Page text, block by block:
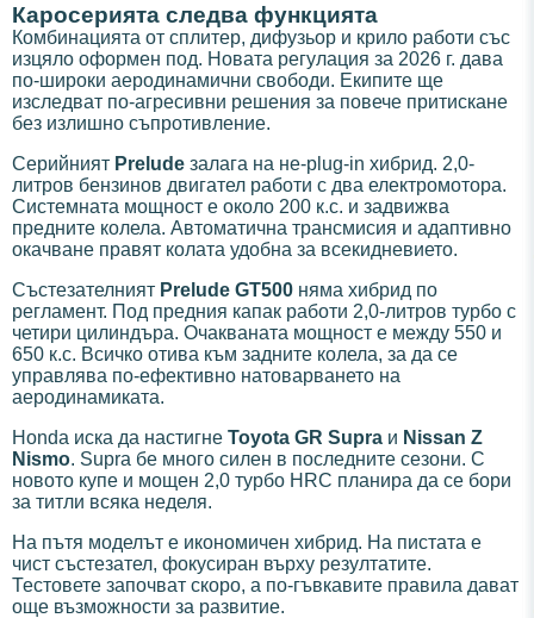
Каросерията следва функцията
Комбинацията от сплитер, дифузьор и крило работи със
изцяло оформен под. Новата регулация за 2026 г. дава
по-широки аеродинамични свободи. Екипите ще
изследват по-агресивни решения за повече притискане
без излишно съпротивление.
Серийният Prelude залага на не-plug-in хибрид. 2,0-
литров бензинов двигател работи с два електромотора.
Системната мощност е около 200 к.с. и задвижва
предните колела. Автоматична трансмисия и адаптивно
окачване правят колата удобна за всекидневието.
Състезателният Prelude GT500 няма хибрид по
регламент. Под предния капак работи 2,0-литров турбо с
четири цилиндъра. Очакваната мощност е между 550 и
650 к.с. Всичко отива към задните колела, за да се
управлява по-ефективно натоварването на
аеродинамиката.
Honda иска да настигне Toyota GR Supra и Nissan Z
Nismo. Supra бе много силен в последните сезони. С
новото купе и мощен 2,0 турбо HRC планира да се бори
за титли всяка неделя.
На пътя моделът е икономичен хибрид. На пистата е
чист състезател, фокусиран върху резултатите.
Тестовете започват скоро, а по-гъвкавите правила дават
още възможности за развитие.